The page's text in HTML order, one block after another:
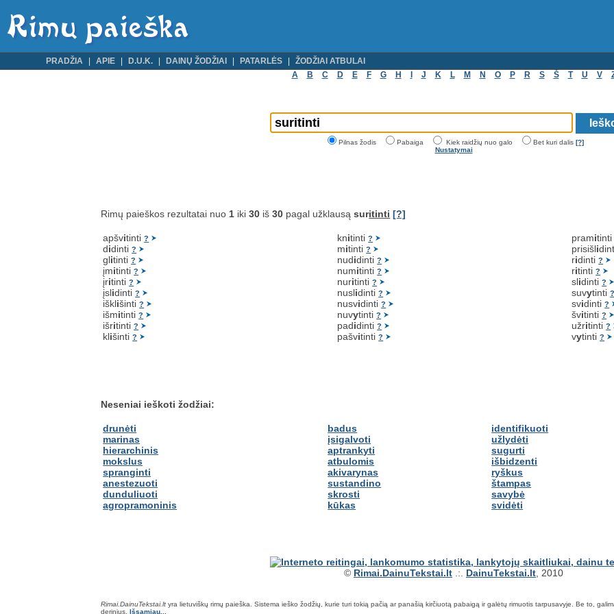
PRADŽIA APIE D.U.K. DAINŲ ŽODŽIAI PATARLĖS
ŽODŽIAI ATBULAI
A
B C D E F G H J K L M N O P R S Š T U V
Pilnas žodis Pabaiga Kiek raidžių nuo galo Bet kuri dalis [?]
Nustatymai
Rimų paieškos rezultatai nuo 1 iki30 iš30 pagal užklausąsuritinti [?]
apšvitinti?
didinti?
glitinti?
įmitinti?
įritinti?
įslidinti?
išklišinti?
išmitinti?
išritinti?
klišinti?
knitinti?
mitinti?
nudidinti?
numitinti?
nuritinti?
nuslidinti?
nusvidinti?
nuvytinti?
padidinti?
pašvitinti?
prami
prisišli
ridinti?
ritinti?
slidinti?
suvytinti?
svidinti?
švitinti?
užritinti?
vytinti?
Neseniai ieškoti žodžiai:
drunėti
marinas
hierarchinis
mokslus
spranginti
anestezuoti
dunduliuoti
agropramoninis
badus
įsigalvoti
aptrankyti
atbulomis
akivarynas
sustandino
skrosti
kūkas
identifikuoti
užlydėti
sugurti
išbidzenti
ryškus
štampas
savybė
svidėti
© Rimai.DainuTekstai.lt .:. DainuTekstai.lt , 2010
Rimai.DainuTekstai.lt yra lietuviškų rimų paieška. Sistema ieško žodžių, kurie turi tokią pačią ar panašią kirčiuotą pabaigą ir galėtų rimuotis tarpusavyje. Be to,
derinius.Išsamiau...